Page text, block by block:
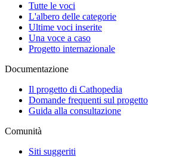
Tutte le voci
L'albero delle categorie
Ultime voci inserite
Una voce a caso
Progetto internazionale
Documentazione
Il progetto di Cathopedia
Domande frequenti sul progetto
Guida alla consultazione
Comunità
Siti suggeriti